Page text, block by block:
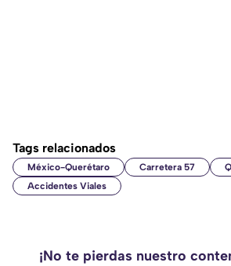
Tags relacionados
México-Querétaro Carretera 57
Accidentes Viales
¡No te pierdas nuestro